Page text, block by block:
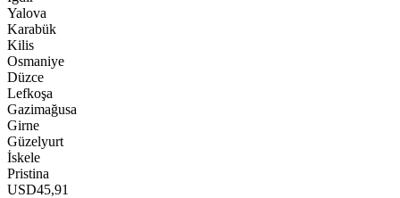
Yalova
Karabük
Kilis
Osmaniye
Düzce
Lefkoşa
Gazimağusa
Girne
Güzelyurt
İskele
Pristina
USD45,91